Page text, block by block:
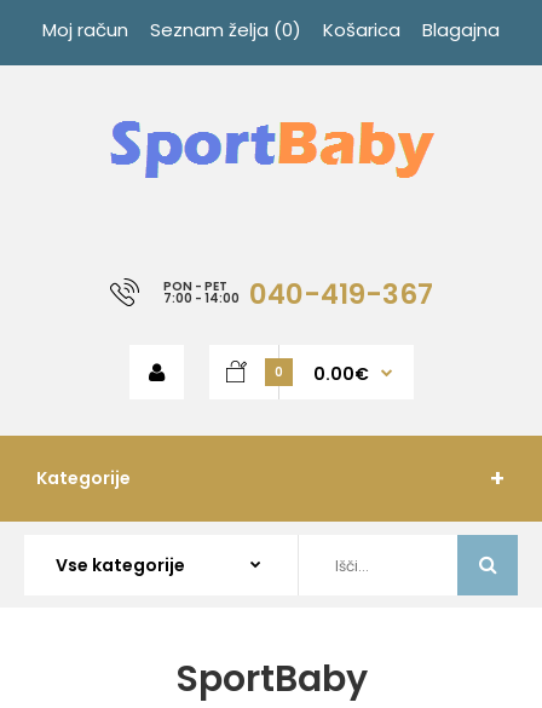
Moj račun Seznam želja (0) Košarica Blagajna
PON - PET
7:00 - 14:00 040-419-367
0 0.00€
Kategorije
SportBaby